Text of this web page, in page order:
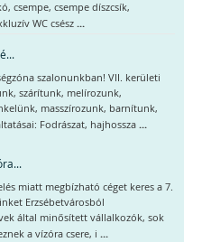
csempe, csempe díszcsík,
WC csész ...
szalonunkban! VII. kerületi
szárítunk, melírozunk,
masszírozunk, barnítunk,
Fodrászat, hajhossza ...
miatt megbízható céget keres a 7.
Erzsébetvárosból
által minősített vállalkozók, sok
a vízóra csere, i ...